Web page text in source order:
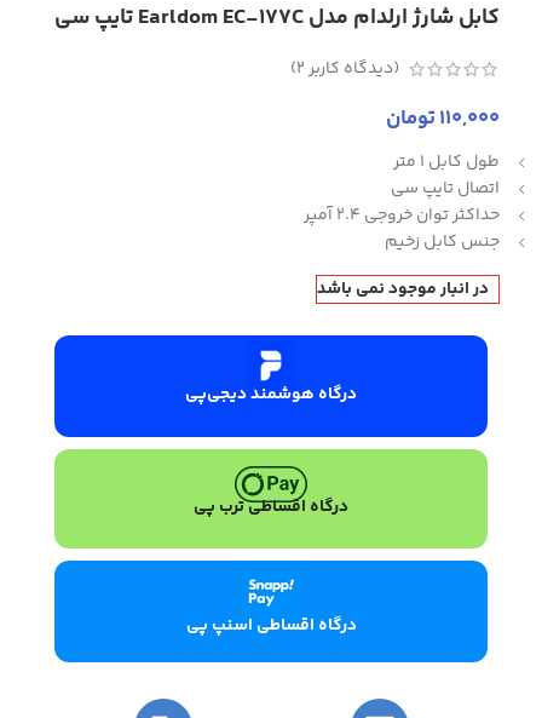
کابل شارژ ارلدام مدل Earldom EC-177C تایپ سی
(دیدگاه کاربر2
)
110,000تومان
طول کابل 1 متر
اتصال تایپ سی
حداکثر توان خروجی 2.4 آمپر
جنس کابل زخیم
در انبار موجود نمی باشد
درگاه هوشمند دیجی‌پی
درگاه اقساطی ترب پی
درگاه اقساطی اسنپ پی